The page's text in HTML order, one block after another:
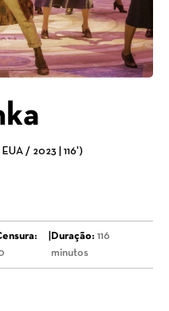
/ 2023 | 116')
Duração: 116
minutos